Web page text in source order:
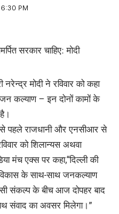
PM
मोदी ने रविवार को कहा
कल्याण – इन दोनों कामों के
से पहले राजधानी और एनसीआर से
को शिलान्यस अथवा
मंच एक्स पर कहा,“दिल्ली की
के साथ-साथ जनकल्याण
संकल्प के बीच आज दोपहर बाद
संवाद का अवसर मिलेगा।”